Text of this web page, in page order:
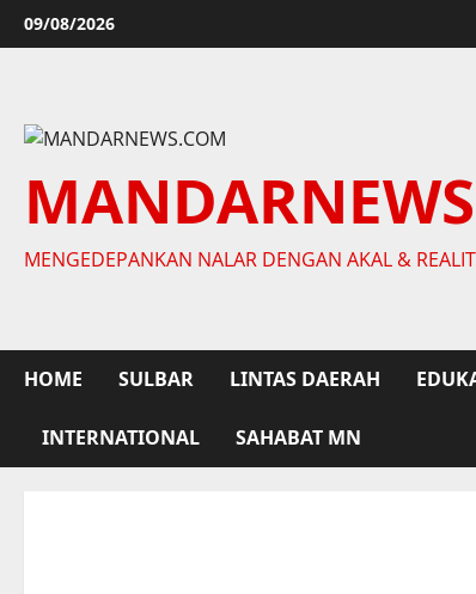
Skip
to
09/08/2026
MENGEDEPANKAN NALAR DENGAN AKAL &
HOME SULBAR LINTAS DAERAH
INTERNATIONAL SAHABAT MN